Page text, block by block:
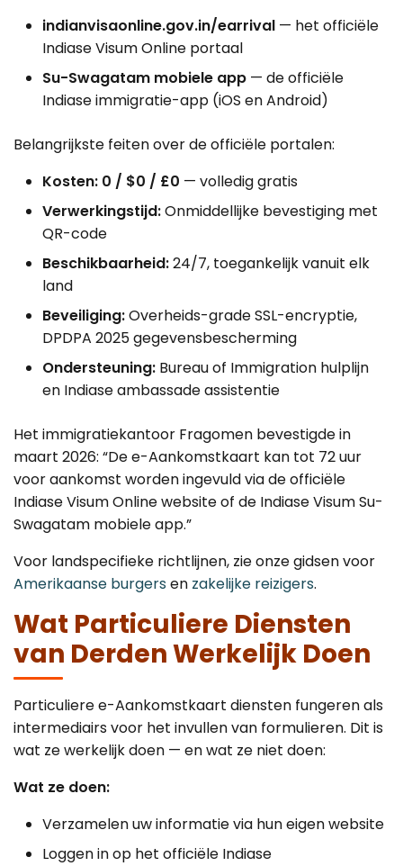
indianvisaonline.gov.in/earrival — het officiële
Indiase Visum Online portaal
Su-Swagatam mobiele app — de officiële
Indiase immigratie-app (iOS en Android)
Belangrijkste feiten over de officiële portalen:
Kosten: ₹0 / $0 / £0 — volledig gratis
Verwerkingstijd:Onmiddellijke bevestiging met
QR-code
Beschikbaarheid:24/7, toegankelijk vanuit elk
land
Beveiliging:Overheids-grade SSL-encryptie,
DPDPA 2025 gegevensbescherming
Ondersteuning: Bureau of Immigration hulplijn
en Indiase ambassade assistentie
Het immigratiekantoor Fragomen bevestigde in
maart 2026: “De e-Aankomstkaart kan tot 72 uur
voor aankomst worden ingevuld via de officiële
Indiase Visum Online website of de Indiase Visum Su-
Swagatam mobiele app.”
Voor landspecifieke richtlijnen, zie onze gidsen voor
Amerikaanse burgersen zakelijke reizigers.
Wat Particuliere Diensten
van Derden Werkelijk Doen
Particuliere e-Aankomstkaart diensten fungeren als
intermediairs voor het invullen van formulieren. Dit is
wat ze werkelijk doen — en wat ze niet doen:
Wat ze doen:
Verzamelen uw informatie via hun eigen website
Loggen in op het officiële Indiase